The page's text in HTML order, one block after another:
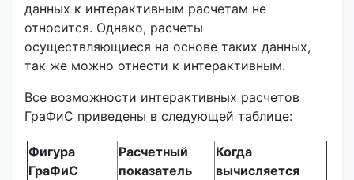
данных к интерактивным расчетам не
относится. Однако, расчеты
осуществляющиеся на основе таких данных,
так же можно отнести к интерактивным.
Все возможности интерактивных расчетов
ГраФиС приведены в следующей таблице:
Фигура
ГраФиС
Расчетный
показатель
Когда
вычисляется